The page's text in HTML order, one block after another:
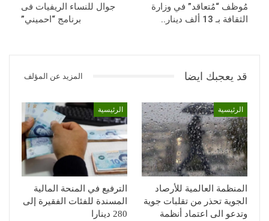
مُوظف “مُتعاقد” في وزارة
الثقافة بـ 13 ألف دينار..
جوال للنساء الريفيات فى
برنامج “احميني”
قد يعجبك ايضا المزيد عن المؤلف
الرئيسية
المنظمة العالمية للأرصاد
الجوية تحذر من تقلبات جوية
وتدعو الى اعتماد أنظمة
الرئيسية
الترفيع في المنحة المالية
المسندة للفئات الفقيرة إلى
280 دينارا